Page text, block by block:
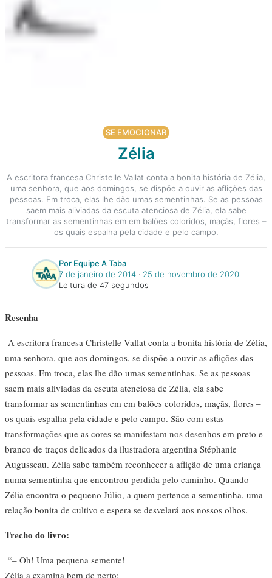
SE EMOCIONAR
Zélia
A escritora francesa Christelle Vallat conta a bonita história de Zélia,
uma senhora, que aos domingos, se dispõe a ouvir as aflições das
pessoas. Em troca, elas lhe dão umas sementinhas. Se as pessoas
saem mais aliviadas da escuta atenciosa de Zélia, ela sabe
transformar as sementinhas em em balões coloridos, maçãs, flores –
os quais espalha pela cidade e pelo campo.
Por Equipe A Taba
7 de janeiro de 2014‧ 25 de novembro de 2020
Leitura de 47 segundos
Resenha
A escritora francesa Christelle Vallat conta a bonita história de Zélia,
uma senhora, que aos domingos, se dispõe a ouvir as aflições das
pessoas. Em troca, elas lhe dão umas sementinhas. Se as pessoas
saem mais aliviadas da escuta atenciosa de Zélia, ela sabe
transformar as sementinhas em em balões coloridos, maçãs, flores –
os quais espalha pela cidade e pelo campo. São com estas
transformações que as cores se manifestam nos desenhos em preto e
branco de traços delicados da ilustradora argentina Stéphanie
Augusseau. Zélia sabe também reconhecer a aflição de uma criança
numa sementinha que encontrou perdida pelo caminho. Quando
Zélia encontra o pequeno Júlio, a quem pertence a sementinha, uma
relação bonita de cultivo e espera se desvelará aos nossos olhos.
Trecho do livro:
“– Oh! Uma pequena semente!
Zélia a examina bem de perto: